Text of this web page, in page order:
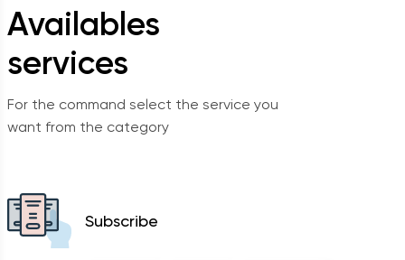
Availables
services
For the command select the service you
want from the category
Subscribe